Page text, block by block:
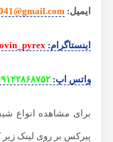
ایمیل:
اینستاگرام:
واتس اپ:
برای مشاهده انواع
پیرکس بر روی لینک زیر